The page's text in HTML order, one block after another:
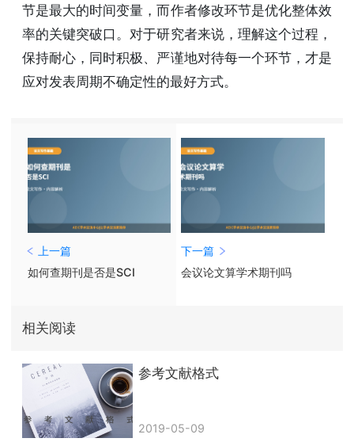
节是最大的时间变量，而作者修改环节是优化整体效
率的关键突破口。对于研究者来说，理解这个过程，
保持耐心，同时积极、严谨地对待每一个环节，才是
应对发表周期不确定性的最好方式。
上一篇
如何查期刊是否是SCI
下一篇
会议论文算学术期刊吗
相关阅读
参考文献格式
2019-05-09